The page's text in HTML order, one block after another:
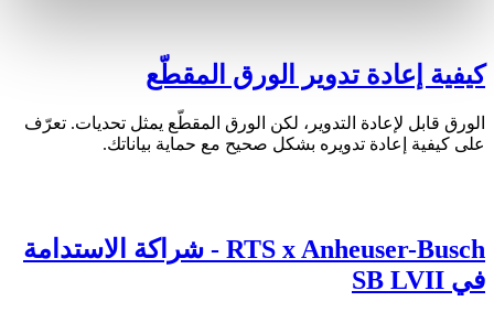
كيفية إعادة تدوير الورق المقطّع
الورق قابل لإعادة التدوير، لكن الورق المقطّع يمثل تحديات. تعرّف
على كيفية إعادة تدويره بشكل صحيح مع حماية بياناتك.
RTS x Anheuser-Busch - شراكة الاستدامة
في SB LVII